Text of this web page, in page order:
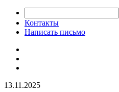
Контакты
Написать письмо
13.11.2025